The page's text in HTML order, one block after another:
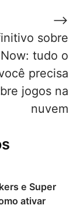
sobre
tudo o
precisa
jogos na
nuvem
⟶
e Super
ativar